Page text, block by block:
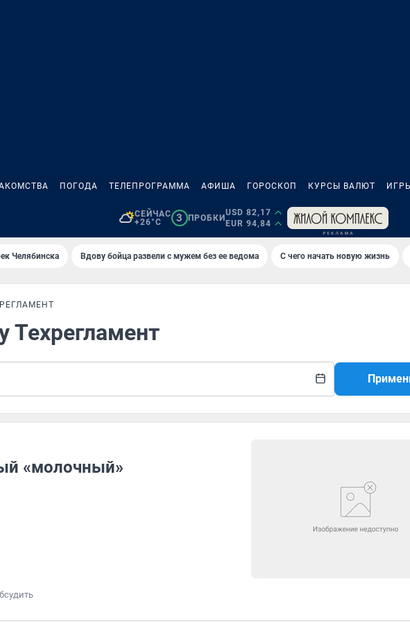
ПОГОДА ТЕЛЕПРОГРАММА АФИША ГОРОСКОП КУРСЫ ВАЛЮТ
СЕЙЧАС
+26°C
3 ПРОБКИ
USD 82,17
EUR 94,84
Челябинска Вдову бойца развели с мужем без ее ведома С чего начать новую жизнь
Техрегламент
«молочный»